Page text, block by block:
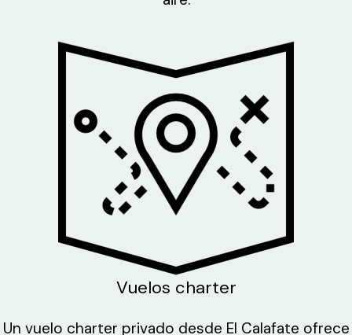
Vuelos charter
Un vuelo charter privado desde El Calafate ofrece